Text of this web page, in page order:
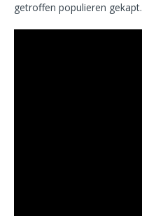
getroffen populieren gekapt.